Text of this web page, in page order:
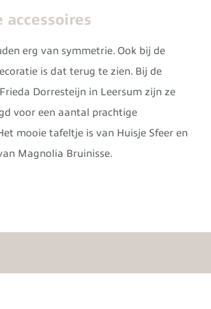
accessoires
erg van symmetrie. Ook bij de
is dat terug te zien. Bij de
Dorresteijn in Leersum zijn ze
voor een aantal prachtige
mooie tafeltje is van Huisje Sfeer en
Magnolia Bruinisse.